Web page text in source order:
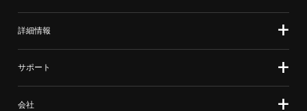
詳細情報
サポート
会社